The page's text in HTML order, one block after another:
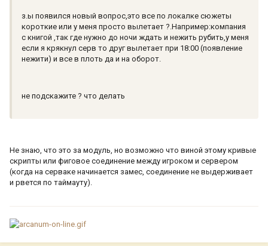
з.ы появился новый вопрос,это все по локалке сюжеты
короткие или у меня просто вылетает ?.Например:компания
с книгой ,так где нужно до ночи ждать и нежить рубить,у меня
если я крякнул серв то друг вылетает при 18:00 (появление
нежити) и все в плоть да и на оборот.
не подскажите ? что делать
Не знаю, что это за модуль, но возможно что виной этому кривые
скрипты или фиговое соединение между игроком и сервером
(когда на серваке начинается замес, соединение не выдерживает
и рвется по таймауту).